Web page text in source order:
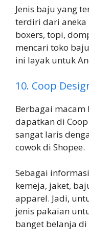
Jenis baju yang
terdiri dari aneka
boxers, topi,
mencari toko
ini layak untuk
10. Coop
Berbagai
dapatkan di
sangat laris
cowok di Shopee.
Sebagai
kemeja, jaket,
apparel. Jadi,
jenis pakaian
banget belanja di